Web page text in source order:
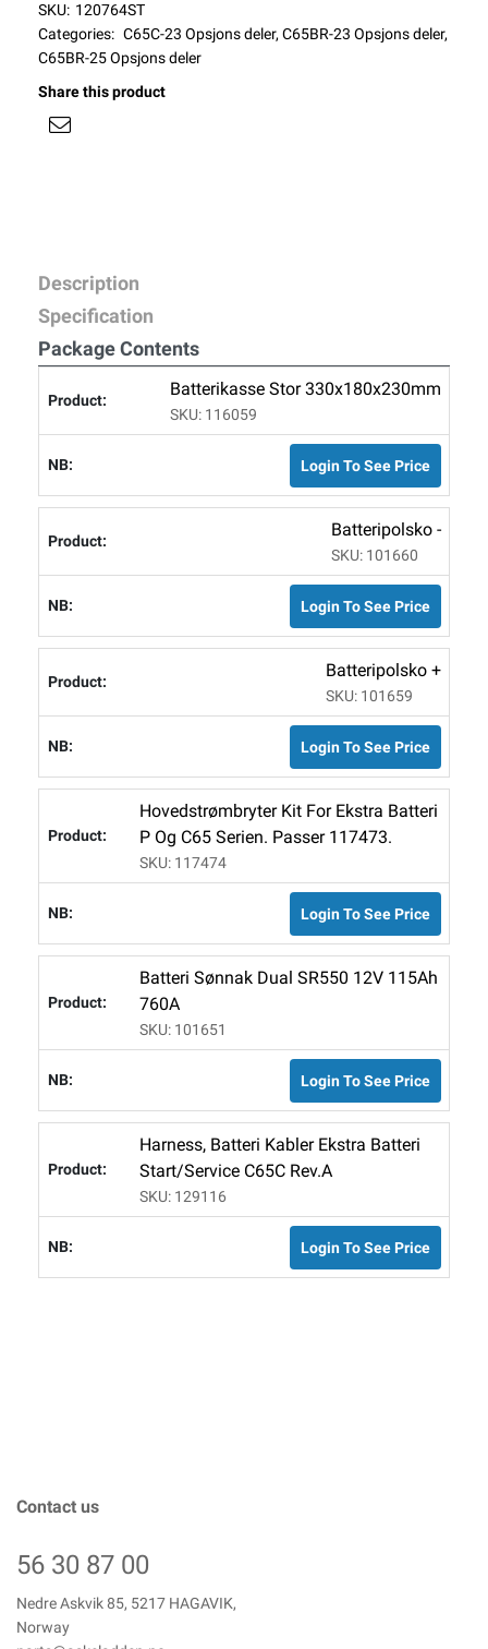
SKU: 120764ST
Categories: C65C-23 Opsjons deler, C65BR-23 Opsjons deler,
C65BR-25 Opsjons deler
Share this product
Description
Specification
Package Contents
Batterikasse Stor 330x180x230mm
SKU: 116059
Login To See Price
Batteripolsko -
SKU: 101660
Login To See Price
Batteripolsko +
SKU: 101659
Login To See Price
Hovedstrømbryter Kit For Ekstra Batteri
P Og C65 Serien. Passer 117473.
SKU: 117474
Login To See Price
Batteri Sønnak Dual SR550 12V 115Ah
760A
SKU: 101651
Login To See Price
Harness, Batteri Kabler Ekstra Batteri
Start/service C65C Rev.A
SKU: 129116
Login To See Price
Contact us
56 30 87 00
Nedre Askvik 85, 5217 HAGAVIK,
Norway